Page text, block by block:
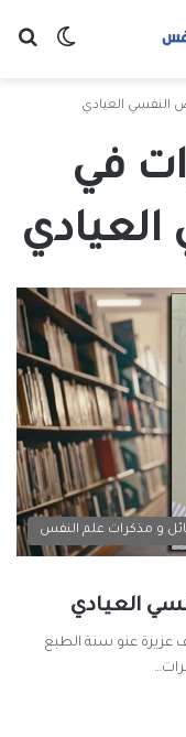
العيادي
في
و مذكرات علم النفس
العيادي
عزيزة عنو سنة الطبع